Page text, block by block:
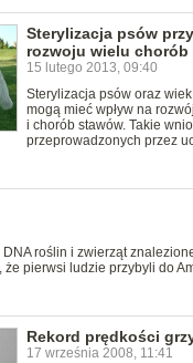
Sterylizacja psów
rozwoju wielu chorób
15 lutego 2013, 09:40
Sterylizacja psów oraz
mogą mieć wpływ na
i chorób stawów. Takie
przeprowadzonych przez
roślin i zwierząt
pierwsi ludzie przybyli do
Rekord prędkości
17 września 2008, 11:41